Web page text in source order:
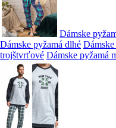
Dámske
Dámske pyžamá dlhé
trojštvrťové Dámske pyžamá